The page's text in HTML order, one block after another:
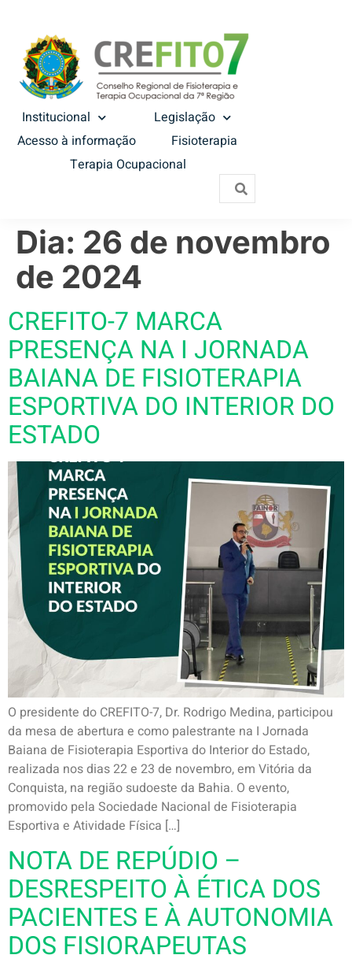
Institucional
Legislação
Acesso à informação
Fisioterapia
Terapia Ocupacional
Dia: 26 de novembro
de 2024
CREFITO-7 MARCA
PRESENÇA NA I JORNADA
BAIANA DE FISIOTERAPIA
ESPORTIVA DO INTERIOR DO
ESTADO
O presidente do CREFITO-7, Dr. Rodrigo Medina, participou
da mesa de abertura e como palestrante na I Jornada
Baiana de Fisioterapia Esportiva do Interior do Estado,
realizada nos dias 22 e 23 de novembro, em Vitória da
Conquista, na região sudoeste da Bahia. O evento,
promovido pela Sociedade Nacional de Fisioterapia
Esportiva e Atividade Física […]
NOTA DE REPÚDIO –
DESRESPEITO À ÉTICA DOS
PACIENTES E À AUTONOMIA
DOS FISIORAPEUTAS